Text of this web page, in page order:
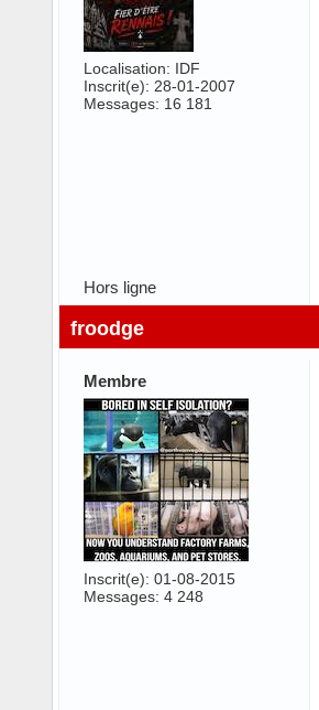
Localisation: IDF
Inscrit(e): 28-01-2007
Messages: 16 181
Hors ligne
froodge
Membre
Inscrit(e): 01-08-2015
Messages: 4 248